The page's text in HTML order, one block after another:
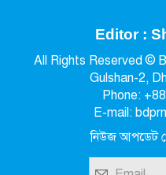
Editor :
All Rights Reserved ©
Gulshan-2,
Phone:
E-mail:
নিউজ আপডেট